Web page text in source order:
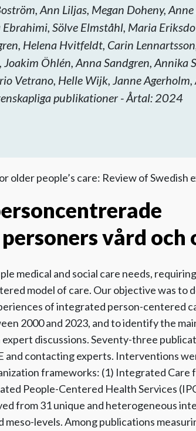
Ann Liljas, Megan Doheny,
Sölve Elmståhl, Maria
Helena Hvitfeldt, Carin
Öhlén, Anna Sandgren, Annika
Vetrano, Helle Wijk, Janne
publikationer - Årtal: 2024
people’s care: Review of Swedish
vård och
medical and social care needs,
model of care. Our objective was to
of integrated person-centered
2000 and 2023, and to identify the
discussions. Seventy-three
and contacting experts. Interventions
frameworks: (1) Integrated Care
People-Centered Health Services
from 31 unique and heterogeneous
meso-levels. Among publications